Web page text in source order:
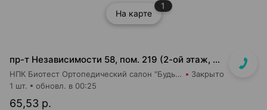
На карте
1
пр-т Независимости 58, пом. 219 (2-ой этаж, ТЦ Московско-Венский)
НПК Биотест Ортопедический салон "Будь в тонусе" Закрыто
65,53 р.
1 шт. обновл. в 00:25